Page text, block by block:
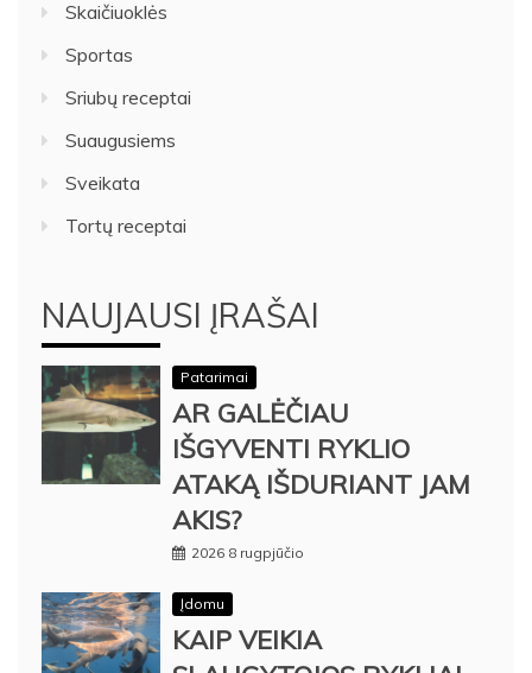
Skaičiuoklės
Sportas
Sriubų receptai
Suaugusiems
Sveikata
Tortų receptai
NAUJAUSI ĮRAŠAI
Patarimai
AR GALĖČIAU
IŠGYVENTI RYKLIO
ATAKĄ IŠDURIANT JAM
AKIS?
2026 8 rugpjūčio
Įdomu
KAIP VEIKIA